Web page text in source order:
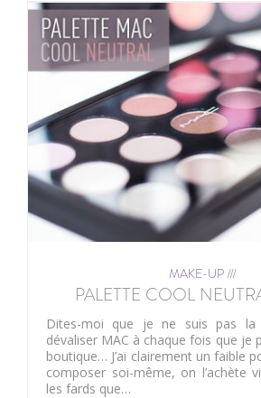
MAKE-UP ///
PALETTE COOL
Dites-moi que je ne suis pas la
dévaliser MAC à chaque fois que je
boutique… J’ai clairement un faible
composer soi-même, on l’achète
les fards que…